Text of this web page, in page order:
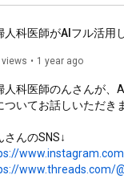
1 year ago
人科医師のんさんが、
ついてお話しいただき
www.threads.com/